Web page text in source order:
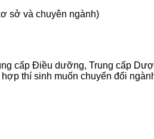
sở và chuyên ngành)
cấp Điều dưỡng, Trung cấp
thí sinh muốn chuyển đổi